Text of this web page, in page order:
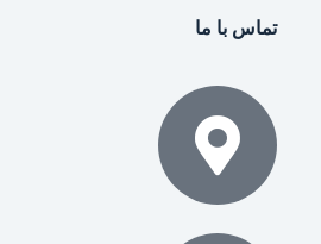
تماس با ما